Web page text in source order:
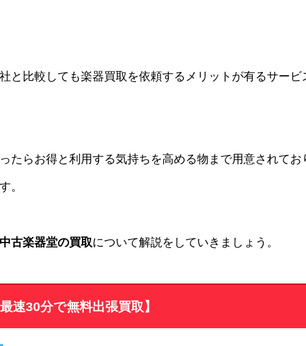
と比較しても楽器買取を依頼するメリットが有るサービ
たらお得と利用する気持ちを高める物まで用意されてお
。
中古楽器堂の買取について解説をしていきましょう。
速30分で無料出張買取】